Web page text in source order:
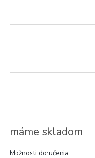
máme skladom
Možnosti doručenia